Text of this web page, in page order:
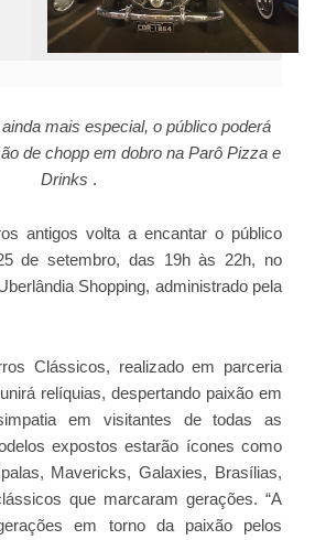
mais especial, o público poderá
de chopp em dobro na Parô Pizza e
Drinks .
antigos volta a encantar o público
de setembro, das 19h às 22h, no
Shopping, administrado pela
Clássicos, realizado em parceria
relíquias, despertando paixão em
em visitantes de todas as
expostos estarão ícones como
Mavericks, Galaxies, Brasílias,
que marcaram gerações. “A
em torno da paixão pelos